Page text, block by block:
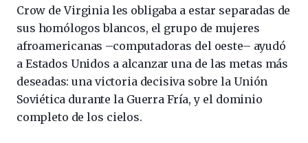
Crow de Virginia les obligaba a estar separadas de
sus homólogos blancos, el grupo de mujeres
afroamericanas –computadoras del oeste– ayudó
a Estados Unidos a alcanzar una de las metas más
deseadas: una victoria decisiva sobre la Unión
Soviética durante la Guerra Fría, y el dominio
completo de los cielos.